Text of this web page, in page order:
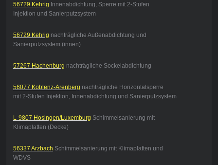
56729 Kehrig Innenabdichtung, Sperre mit 2-Stufen
Injektion und Sanierputzsystem
56729 Kehrig nachträgliche Außenabdichtung und
Sanierputzsystem (innen)
57267 Hachenburg nachträgliche Sockelabdichtung
56077 Koblenz-Arenberg nachträgliche Horizontalsperre
mit 2-Stufen Injektion, Innenabdichtung und Sanierputzsystem
L-9807 Hosingen/Luxemburg Schimmelsanierung mit
Klimaplatten (Decke)
56337 Arzbach Schimmelsanierung mit Klimaplatten und
WDVS